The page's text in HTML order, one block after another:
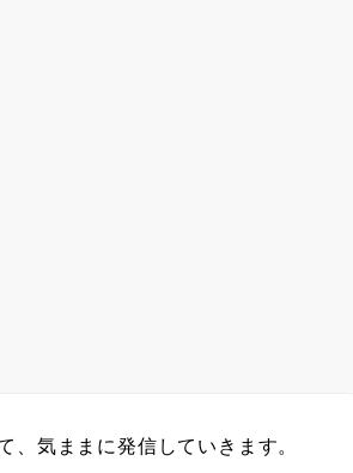
気ままに発信していきます。